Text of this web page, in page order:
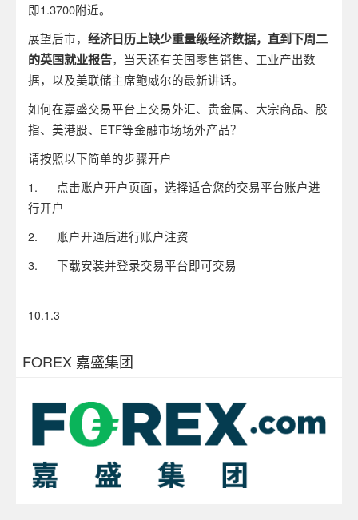
即1.3700附近。
展望后市， 经济日历上缺少重量级经济数据，直到下周二
的英国就业报告，当天还有美国零售销售、工业产出数
据，以及美联储主席鲍威尔的最新讲话。
如何在嘉盛交易平台上交易外汇、贵金属、大宗商品、股
指、美港股、ETF等金融市场场外产品？
请按照以下简单的步骤开户
1. 点击账户开户页面，选择适合您的交易平台账户进
行开户
2. 账户开通后进行账户注资
3. 下载安装并登录交易平台即可交易
10.1.3
FOREX 嘉盛集团